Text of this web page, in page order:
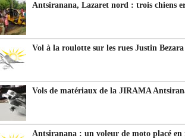
Antsiranana, Lazaret nord : trois chiens
Vol à la roulotte sur les rues Justin
Vols de matériaux de la JIRAMA
Antsiranana : un voleur de moto placé en